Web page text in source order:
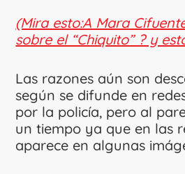
(Mira esto:A Mara
sobre el “Chiquito” ? y
Las razones aún son
según se difunde en
por la policía, pero al
un tiempo ya que en las
aparece en algunas